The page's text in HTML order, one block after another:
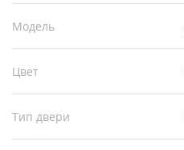
Модель
Цвет
Тип двери